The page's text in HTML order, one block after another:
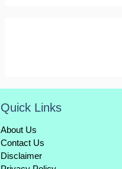
Quick Links
About Us
Contact Us
Disclaimer